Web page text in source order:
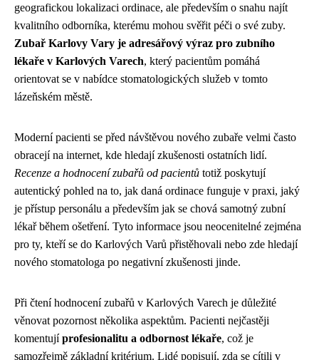
geografickou lokalizaci ordinace, ale především o snahu najít
kvalitního odborníka, kterému mohou svěřit péči o své zuby.
Zubař Karlovy Vary je adresářový výraz pro zubního
lékaře v Karlových Varech, který pacientům pomáhá
orientovat se v nabídce stomatologických služeb v tomto
lázeňském městě.
Moderní pacienti se před návštěvou nového zubaře velmi často
obracejí na internet, kde hledají zkušenosti ostatních lidí.
Recenze a hodnocení zubařů od pacientů totiž poskytují
autentický pohled na to, jak daná ordinace funguje v praxi, jaký
je přístup personálu a především jak se chová samotný zubní
lékař během ošetření. Tyto informace jsou neocenitelné zejména
pro ty, kteří se do Karlových Varů přistěhovali nebo zde hledají
nového stomatologa po negativní zkušenosti jinde.
Při čtení hodnocení zubařů v Karlových Varech je důležité
věnovat pozornost několika aspektům. Pacienti nejčastěji
komentujíprofesionalitu a odbornost lékaře, což je
samozřejmě základní kritérium. Lidé popisují, zda se cítili v